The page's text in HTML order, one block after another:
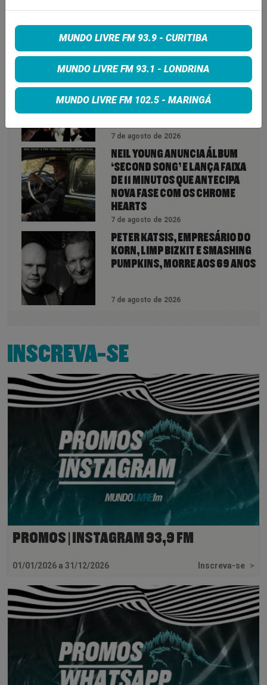
VEJA TAMBÉM
LINDSEY BUCKINGHAM REVELA
REAPROXIMAÇÃO COM STEVIE
NICKS E INDICA NOVIDADES DO
FLEETWOOD MAC PARA 2027
7 de agosto de 2026
NEIL YOUNG ANUNCIA ÁLBUM
‘SECOND SONG’ E LANÇA FAIXA
DE 11 MINUTOS QUE ANTECIPA
NOVA FASE COM OS CHROME
HEARTS
7 de agosto de 2026
PETER KATSIS, EMPRESÁRIO DO
KORN, LIMP BIZKIT E SMASHING
PUMPKINS, MORRE AOS 69 ANOS
7 de agosto de 2026
INSCREVA-SE
PROMOS | INSTAGRAM 93,9 FM
01/01/2026 a 31/12/2026 Inscreva-se >
MUNDO LIVRE FM 93.9 - CURITIBA
MUNDO LIVRE FM 93.1 - LONDRINA
MUNDO LIVRE FM 102.5 - MARINGÁ